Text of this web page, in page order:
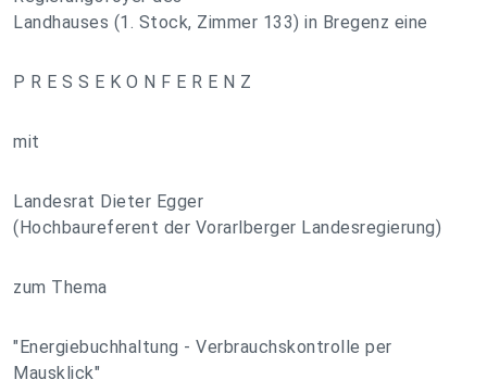
Landhauses (1. Stock, Zimmer 133) in Bregenz eine
P R E S S E K O N F E R E N Z
mit
Landesrat Dieter Egger
(Hochbaureferent der Vorarlberger Landesregierung)
zum Thema
"Energiebuchhaltung - Verbrauchskontrolle per
Mausklick"